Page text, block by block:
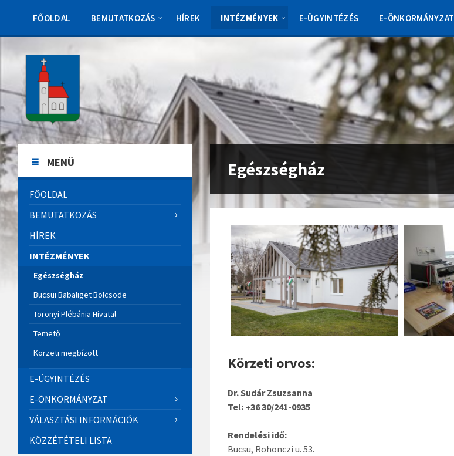
sidebar
FŐOLDAL BEMUTATKOZÁS HÍREK INTÉZMÉNYEK E-ÜGYINTÉZÉS E-ÖNKORMÁNYZAT
Egészségház
Körzeti orvos:
Dr. Sudár Zsuzsanna
Tel: +36 30/241-0935
Rendelési idő:
Bucsu, Rohonczi u. 53.
MENÜ
FŐOLDAL
BEMUTATKOZÁS
HÍREK
INTÉZMÉNYEK
Egészségház
Bucsui Babaliget Bölcsöde
Toronyi Plébánia Hivatal
Temető
Körzeti megbízott
E-ÜGYINTÉZÉS
E-ÖNKORMÁNYZAT
VÁLASZTÁSI INFORMÁCIÓK
KÖZZÉTÉTELI LISTA